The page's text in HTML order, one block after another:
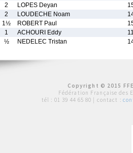
2 LOPES Deyan
2 LOUDECHE Noam
1½ ROBERT Paul
1 ACHOURI Eddy
½ NEDELEC Tristan
Copyright © 2015
Fédération Française des
tél : 01 39 44 65 80 | contact :